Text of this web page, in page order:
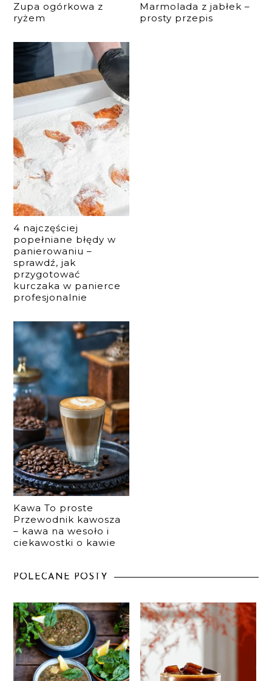
Zupa ogórkowa z
ryżem
Marmolada z jabłek –
prosty przepis
4 najczęściej
popełniane błędy w
panierowaniu –
sprawdź, jak
przygotować
kurczaka w panierce
profesjonalnie
Kawa To proste
Przewodnik kawosza
– kawa na wesoło i
ciekawostki o kawie
POLECANE POSTY